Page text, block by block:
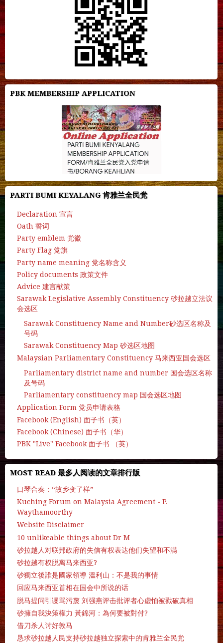
PBK MEMBERSHIP APPLICATION
PARTI BUMI KEYALANG 肯雅兰全民党
Declaration 宣言
Oath 誓词
Party emblem 党徽
Party Flag 党旗
Party name meaning 党名称含义
Policy documents 政策文件
Advice 建言献策
Sarawak Legislative Assembly Constituency 砂拉越立法议
会选区
Sarawak Constituency Name and Number砂选区名称及
号码
Sarawak Constituency Map 砂选区地图
Malaysian Parliamentary Constituency 马来西亚国会选区
Parliamentary district name and number 国会选区名称
及号码
Parliamentary constituency map 国会选区地图
Application Form 党员申请表格
Facebook (English) 面子书（英）
Facebook (Chinese) 面子书（华）
PBK "Live" Facebook 面子书 （英）
MOST READ 最多人阅读的文章排行版
口琴合奏：“故乡变了样”
Kuching Forum on Malaysia Agreement - P.
Waythamoorthy
Website Disclaimer
10 unlikeable things about Dr M
砂拉越人对联邦政府的失信有权表达他们失望和不满
砂拉越有权脱离马来西亚?
砂獨立後誰是國家領導 溫利山：不是我的事情
回应马来西亚首相在国会中所说的话
脱马提问引谩骂污蔑 刘强燕评击批评者心虚怕被戮破真相
砂擁自我決策權力 黃錦河：為何要被對付?
借刀杀人讨好敦马
恳求砂拉越人民支持砂拉越独立探索中的肯雅兰全民党